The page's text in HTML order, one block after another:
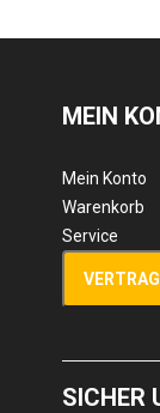
MEIN
Mein Konto
Warenkorb
Service
SICHER